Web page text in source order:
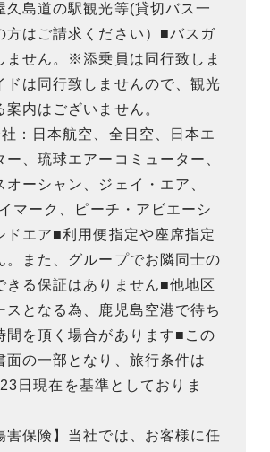
久島道の駅観光等(貸切バス一
方はご請求ください）■バスガ
ません。※添乗員は同行致しま
ドは同行致しませんので、観光
内はございません。
：日本航空、全日空、日本エ
ー、琉球エアーコミューター、
オーシャン、ジェイ・エア、
マーク、ピーチ・アビエーシ
ドエア■利用便指定や座席指定
。また、グループでお隣同士の
きる保証はありません■他地区
スとなる為、鹿児島空港で待ち
間を頂く場合があります■この
面の一部となり、旅行条件は
日現在を基準としておりま
害保険】当社では、お客様に任